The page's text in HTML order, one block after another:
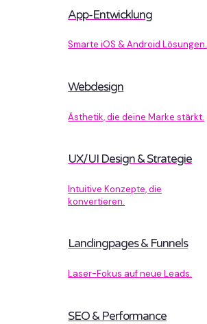
App-Entwicklung
Smarte iOS & Android Lösungen.
Webdesign
Ästhetik, die deine Marke stärkt.
UX/UI Design & Strategie
Intuitive Konzepte, die
konvertieren.
Landingpages & Funnels
Laser-Fokus auf neue Leads.
SEO & Performance